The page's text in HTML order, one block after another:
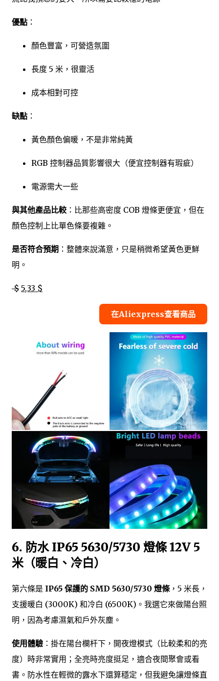
優點 ：
顏色豐富，可營造氛圍
長度 5 米，很靈活
成本相對可控
缺點 ：
黃色顏色偏暖，不是非常純黃
RGB 控制器品質影響很大（便宜控制器有瑕疵）
電源需大一些
與其他產品比較 ：比那些高密度 COB 燈條更便宜，但在
顏色控制上比單色條要複雜。
是否符合預期 ：整體來說滿意，只是稍微希望黃色更鮮
明。
$ 5,33 $
在Aliexpress查看商品
6. 防水 IP65 5630/5730 燈條 12V 5
米（暖白、冷白）
第六條是 IP65 保護的 SMD 5630/5730 燈條，5 米長，
支援暖白 (3000K) 和冷白 (6500K)。我選它來做陽台照
明，因為考慮濕氣和戶外灰塵。
使用體驗 ：掛在陽台欄杆下，開夜燈模式（比較柔和的亮
度）時非常實用；全亮時亮度挺足，適合夜間聚會或看
書。防水性在輕微的露水下還算穩定，但我避免讓燈條直